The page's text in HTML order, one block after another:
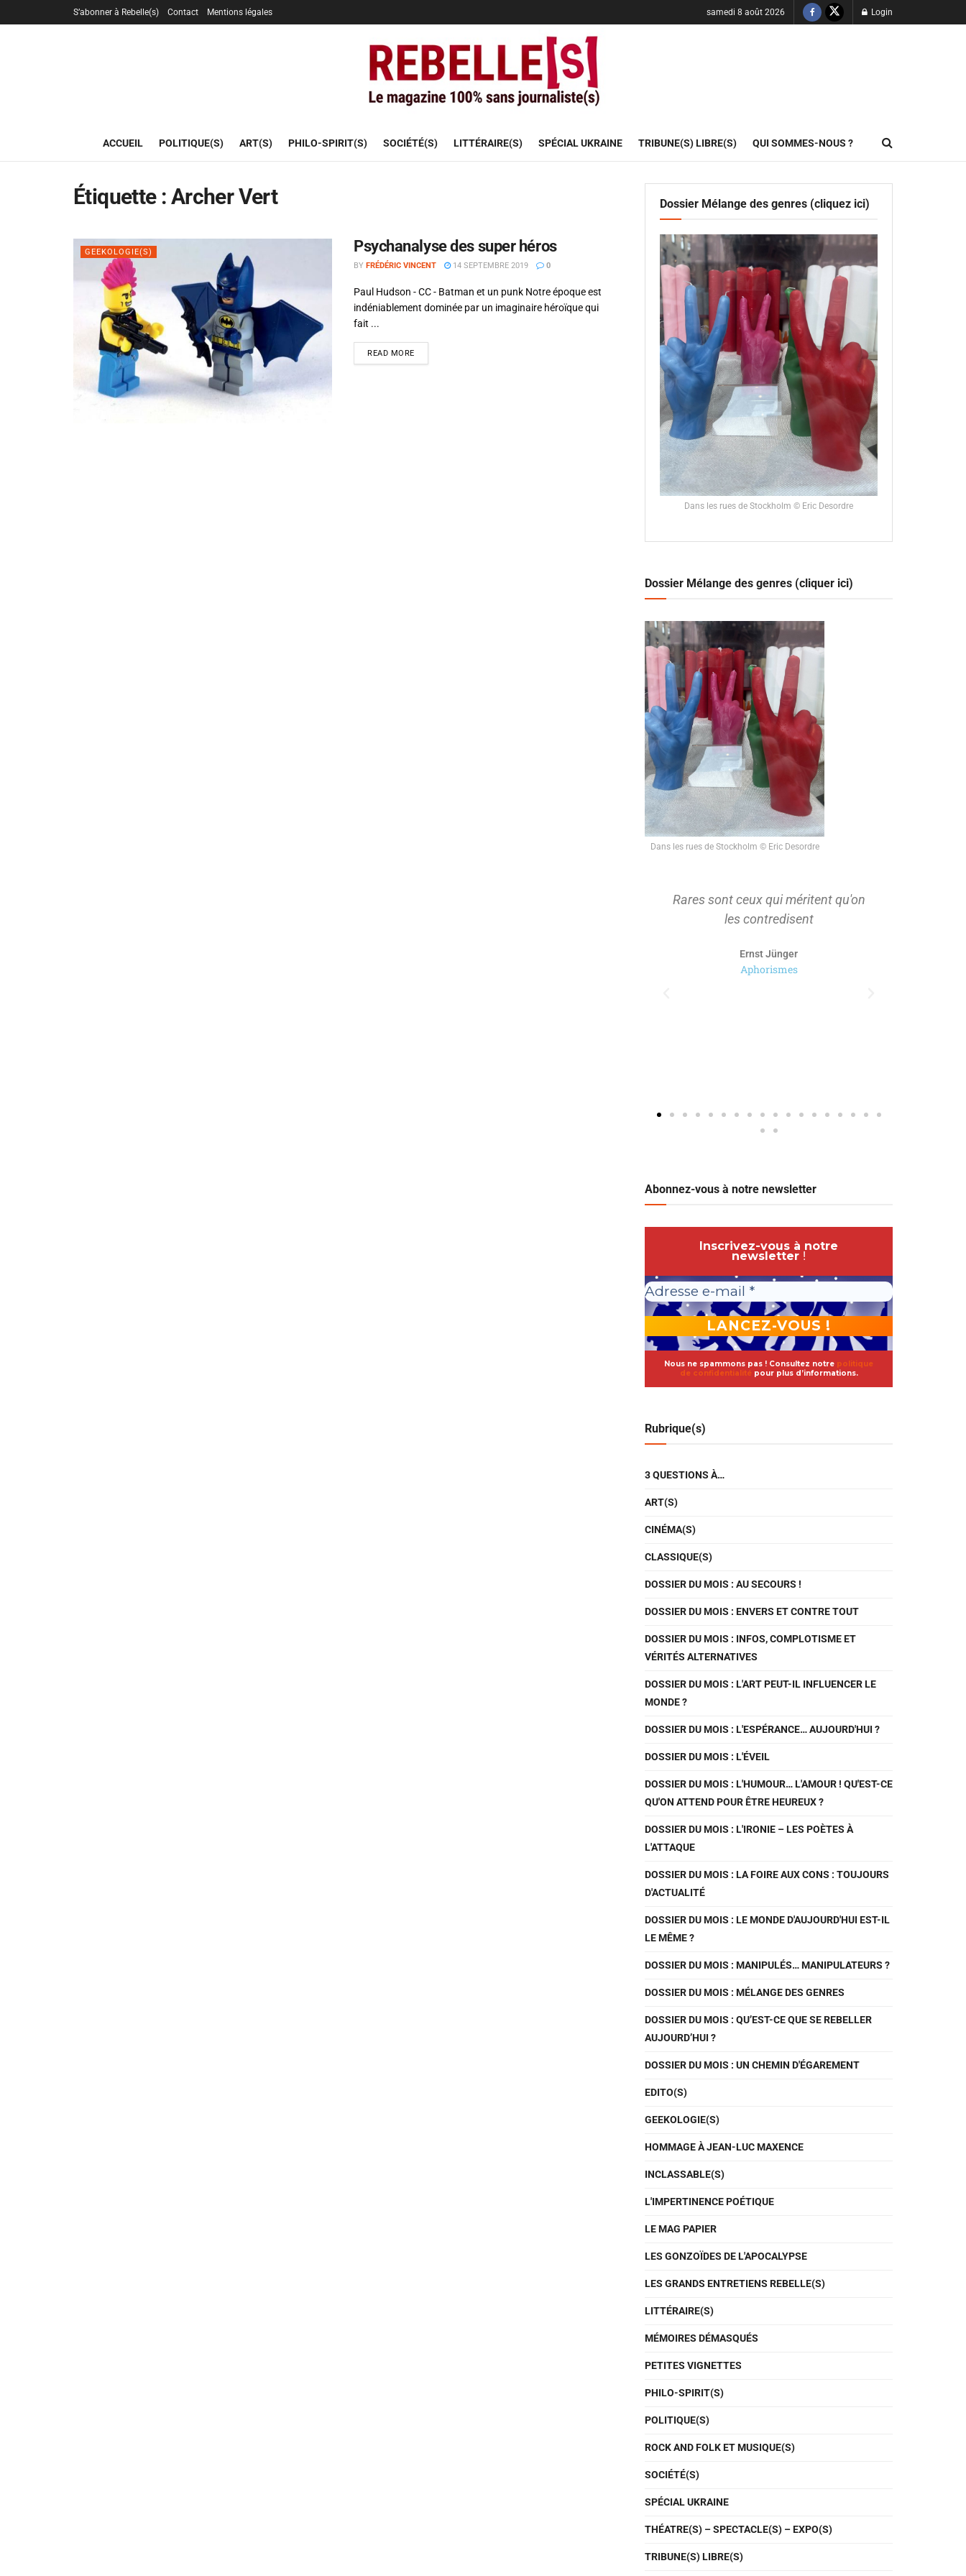
S’abonner à Rebelle(s) Contact Mentions légales samedi 8 août 2026 Login
ACCUEIL POLITIQUE(S) ART(S) PHILO-SPIRIT(S) SOCIÉTÉ(S) LITTÉRAIRE(S) SPÉCIAL UKRAINE TRIBUNE(S) LIBRE(S) QUI SOMMES-NOUS ?
Étiquette : Archer Vert
GEEKOLOGIE(S) Psychanalyse des super héros
BY FRÉDÉRIC VINCENT 14 SEPTEMBRE 2019 0
Paul Hudson - CC - Batman et un punk Notre époque est
indéniablement dominée par un imaginaire héroïque qui
fait ...
READ MORE
Dossier Mélange des genres (cliquez ici)
Dans les rues de Stockholm © Eric Desordre
Dossier Mélange des genres (cliquer ici)
Dans les rues de Stockholm © Eric Desordre
Rares sont ceux qui méritent qu'on
les contredisent
Ernst Jünger
Aphorismes
Abonnez-vous à notre newsletter
Inscrivez-vous à notre
newsletter !
Nous ne spammons pas ! Consultez notre politique
de confidentialité pour plus d’informations.
Rubrique(s)
3 QUESTIONS À…
ART(S)
CINÉMA(S)
CLASSIQUE(S)
DOSSIER DU MOIS : AU SECOURS !
DOSSIER DU MOIS : ENVERS ET CONTRE TOUT
DOSSIER DU MOIS : INFOS, COMPLOTISME ET
VÉRITÉS ALTERNATIVES
DOSSIER DU MOIS : L'ART PEUT-IL INFLUENCER LE
MONDE ?
DOSSIER DU MOIS : L'ESPÉRANCE… AUJOURD'HUI ?
DOSSIER DU MOIS : L'ÉVEIL
DOSSIER DU MOIS : L'HUMOUR… L'AMOUR ! QU'EST-CE
QU'ON ATTEND POUR ÊTRE HEUREUX ?
DOSSIER DU MOIS : L'IRONIE – LES POÈTES À
L'ATTAQUE
DOSSIER DU MOIS : LA FOIRE AUX CONS : TOUJOURS
D'ACTUALITÉ
DOSSIER DU MOIS : LE MONDE D'AUJOURD'HUI EST-IL
LE MÊME ?
DOSSIER DU MOIS : MANIPULÉS… MANIPULATEURS ?
DOSSIER DU MOIS : MÉLANGE DES GENRES
DOSSIER DU MOIS : QU’EST-CE QUE SE REBELLER
AUJOURD’HUI ?
DOSSIER DU MOIS : UN CHEMIN D'ÉGAREMENT
EDITO(S)
GEEKOLOGIE(S)
HOMMAGE À JEAN-LUC MAXENCE
INCLASSABLE(S)
L'IMPERTINENCE POÉTIQUE
LE MAG PAPIER
LES GONZOÏDES DE L'APOCALYPSE
LES GRANDS ENTRETIENS REBELLE(S)
LITTÉRAIRE(S)
MÉMOIRES DÉMASQUÉS
PETITES VIGNETTES
PHILO-SPIRIT(S)
POLITIQUE(S)
ROCK AND FOLK ET MUSIQUE(S)
SOCIÉTÉ(S)
SPÉCIAL UKRAINE
THÉATRE(S) – SPECTACLE(S) – EXPO(S)
TRIBUNE(S) LIBRE(S)